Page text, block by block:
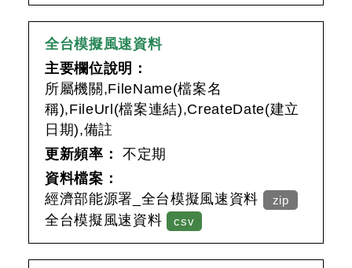
全台模擬風速資料
主要欄位說明：
所屬機關,FileName(檔案名
稱),FileUrl(檔案連結),CreateDate(建立
日期),備註
更新頻率：
不定期
資料檔案：
經濟部能源署_全台模擬風速資料
zip
全台模擬風速資料 csv